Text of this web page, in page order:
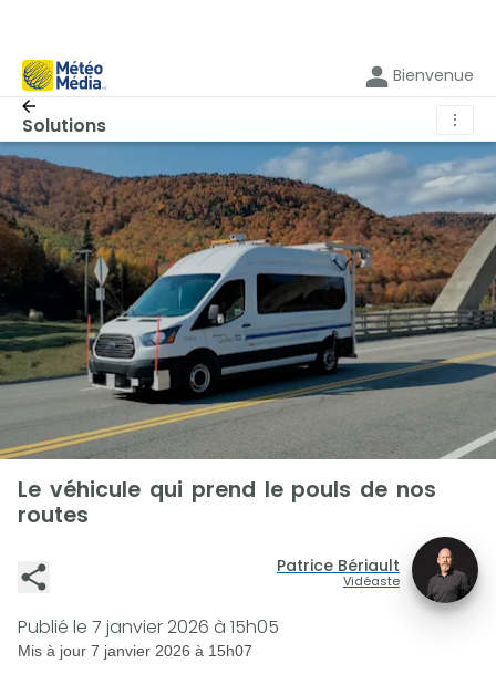
Bienvenue
Solutions ⋮
Le véhicule qui prend le pouls de nos
routes
Patrice Bériault
Vidéaste
Publié le 7 janvier 2026 à 15h05
Mis à jour 7 janvier 2026 à 15h07